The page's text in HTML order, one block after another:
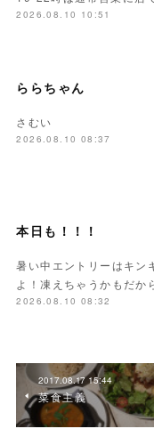
2026.08.10 10:51
ららちゃん
さむい
2026.08.10 08:37
本日も！！！
暑い中エントリーはキン
よ！凍えちゃうかもだか
2026.08.10 08:32
2017.08.17 15:44
菜食主義